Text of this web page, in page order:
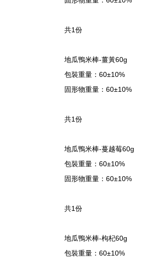
共1份
地瓜鴨米棒-薑黃60g
包裝重量：60±10%
固形物重量：60±10%
共1份
地瓜鴨米棒-蔓越莓60g
包裝重量：60±10%
固形物重量：60±10%
共1份
地瓜鴨米棒-枸杞60g
包裝重量：60±10%